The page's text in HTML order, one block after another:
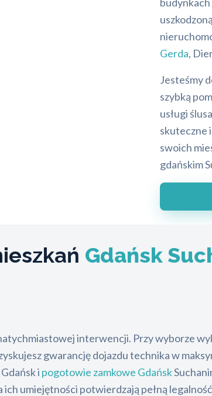
Gerda,
Jesteśmy
szybką
usługi
skuteczne
swoich
gdańskim
Gdańsk
interwencji. Przy wyborze
gwarancję dojazdu technika w
i pogotowie zamkowe Gdańsk
umiejętności potwierdzają pełną